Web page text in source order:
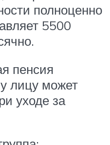
полноценно
5500
пенсия
лицу может
уходе за